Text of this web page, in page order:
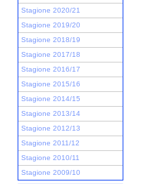
Stagione 2020/21
Stagione 2019/20
Stagione 2018/19
Stagione 2017/18
Stagione 2016/17
Stagione 2015/16
Stagione 2014/15
Stagione 2013/14
Stagione 2012/13
Stagione 2011/12
Stagione 2010/11
Stagione 2009/10